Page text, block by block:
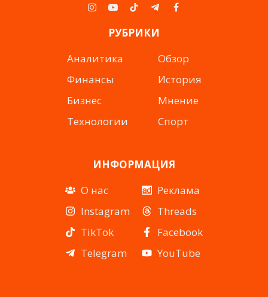
Instagram
YouTubeTikTokTelegramFacebook
РУБРИКИ
Аналитика
Финансы
Бизнес
Технологии
Обзор
История
Мнение
Спорт
ИНФОРМАЦИЯ
О нас
Instagram
TikTok
Telegram
Реклама
Threads
Facebook
YouTube